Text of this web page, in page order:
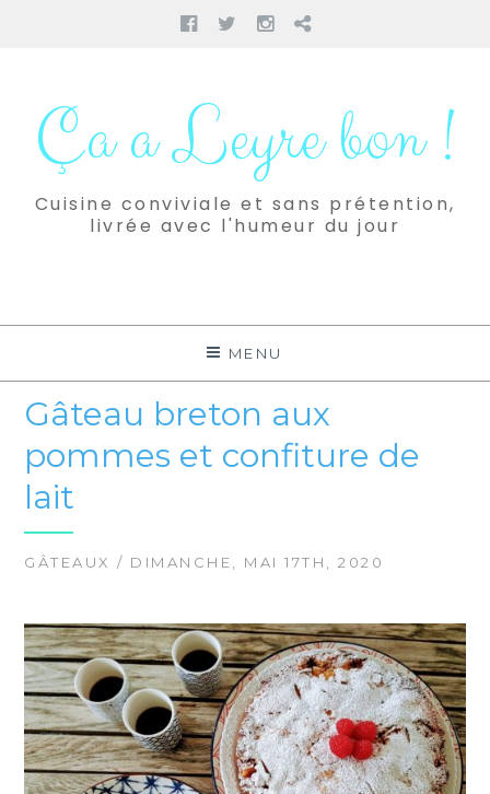
Facebook
TwitterInstagram
Pinterest
contenuÇa a Leyre bon !
Cuisine conviviale et sans prétention,
livrée avec l'humeur du jour
MENU
Gâteau breton aux
pommes et confiture de
lait
GÂTEAUX / DIMANCHE, MAI 17TH, 2020